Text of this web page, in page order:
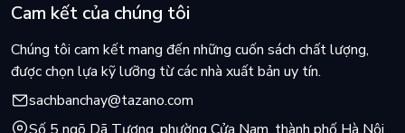
Cam kết của chúng tôi
Chúng tôi cam kết mang đến những cuốn sách chất lượng,
được chọn lựa kỹ lưỡng từ các nhà xuất bản uy tín.
sachbanchay@tazano.com